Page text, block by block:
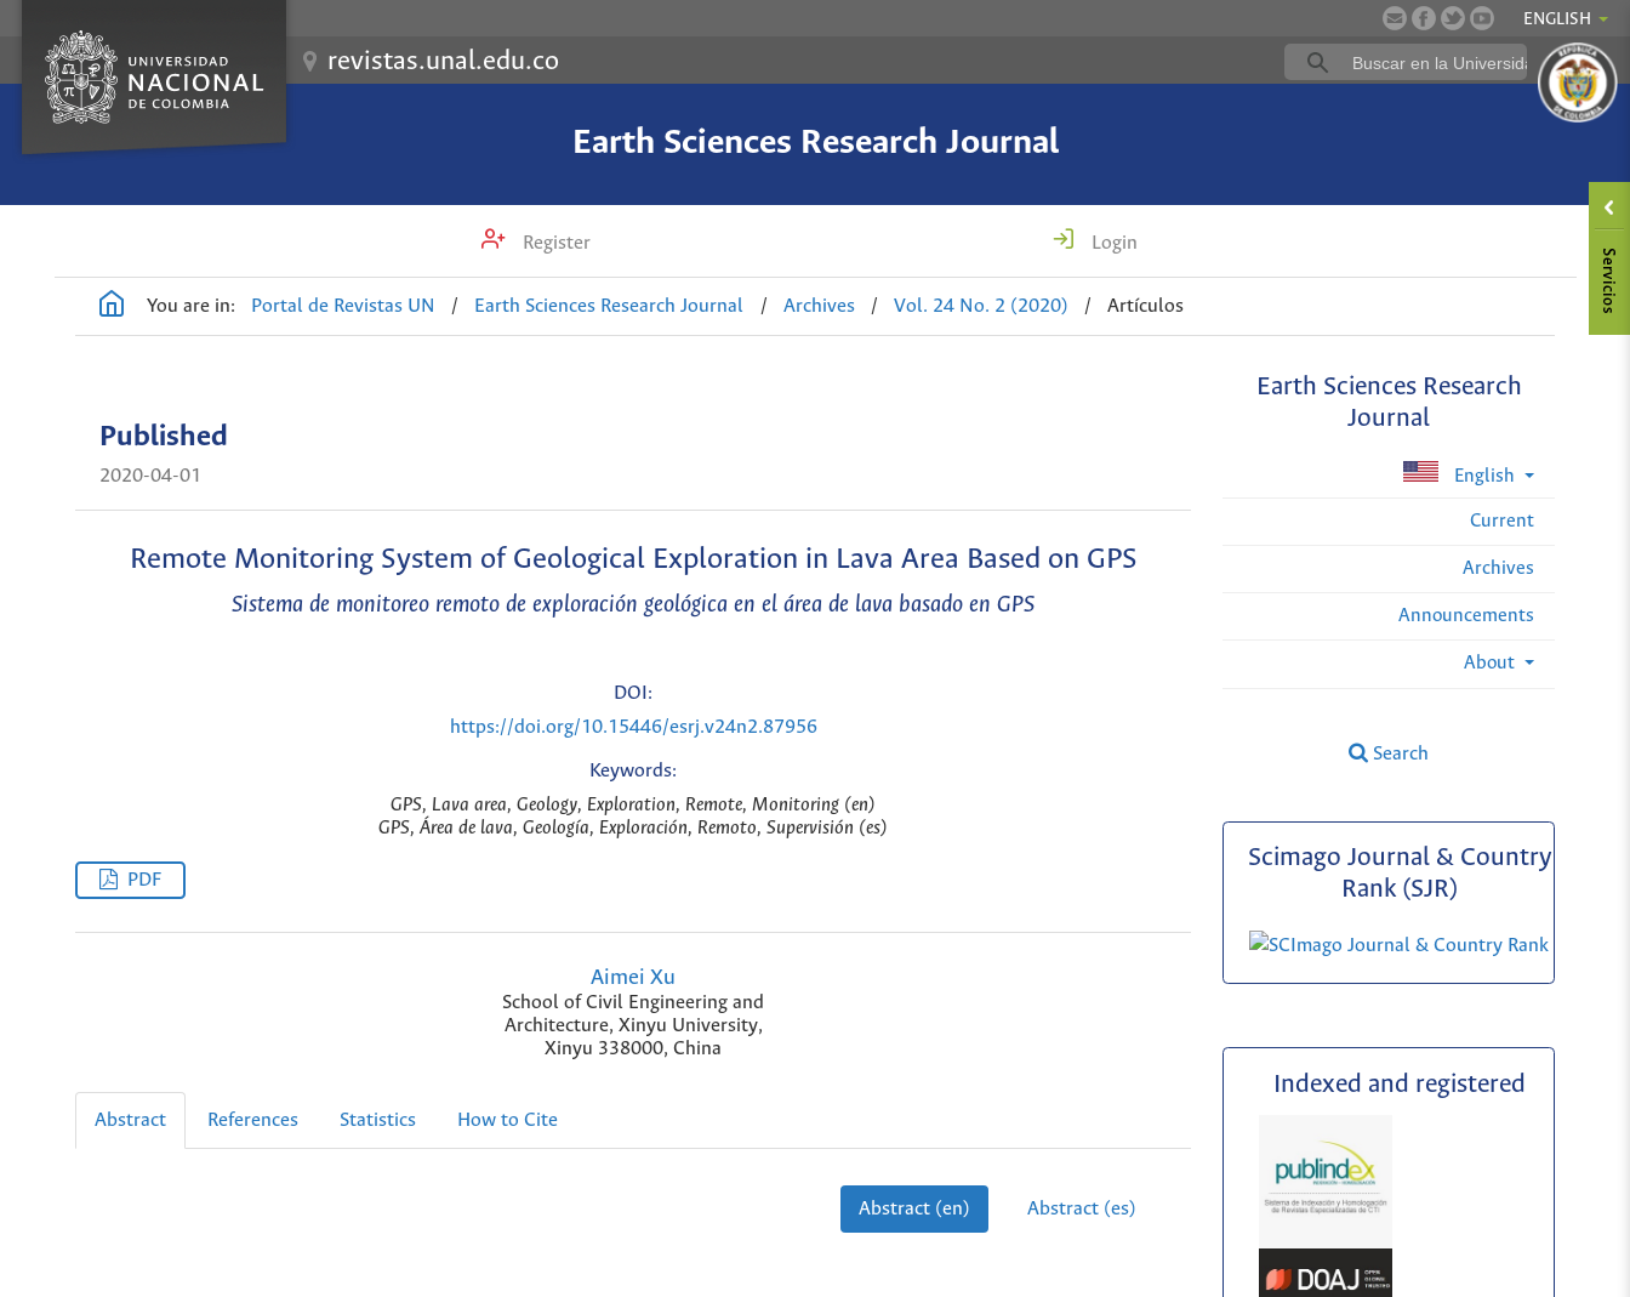
ENGLISH
revistas.unal.edu.co
Earth Sciences Research Journal
Register Login
You are in: Portal de Revistas UN / Earth Sciences Research Journal / Archives / Vol. 24 No. 2 (2020) / Artículos
Earth Sciences Research
Journal
English
Current
Archives
Announcements
About
Search
Published
2020-04-01
Remote Monitoring System of Geological Exploration in Lava Area Based on GPS
Sistema de monitoreo remoto de exploración geológica en el área de lava basado en GPS
DOI:
https://doi.org/10.15446/esrj.v24n2.87956
Keywords:
GPS, Lava area, Geology, Exploration, Remote, Monitoring (en)
GPS, Área de lava, Geología, Exploración, Remoto, Supervisión (es)
PDF
Aimei Xu
School of Civil Engineering and
Architecture, Xinyu University,
Xinyu 338000, China
Abstract References Statistics How to Cite
Abstract (en) Abstract (es)
Scimago Journal & Country
Rank (SJR)
Indexed and registered